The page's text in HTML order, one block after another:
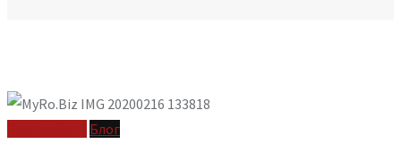
Блог